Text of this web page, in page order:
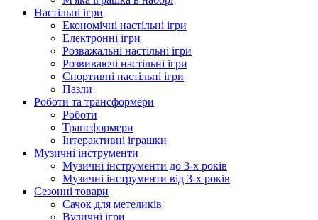
Настільні ігри
Економічні настільні ігри
Електронні ігри
Розважальні настільні ігри
Розвиваючі настільні ігри
Спортивні настільні ігри
Пазли
Роботи та трансформери
Роботи
Трансформери
Інтерактивні іграшки
Музичні інструменти
Музичні інструменти до 3-х років
Музичні інструменти від 3-х років
Сезонні товари
Сачок для метеликів
Вуличні ігри